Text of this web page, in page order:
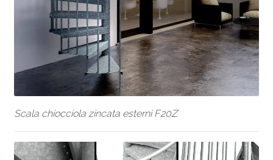
Scala chiocciola zincata esterni F20Z